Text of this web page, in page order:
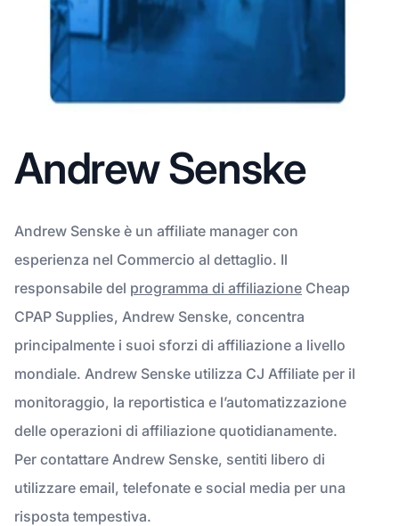
Andrew Senske
Andrew Senske è un affiliate manager con
esperienza nel Commercio al dettaglio. Il
responsabile del programma di affiliazione Cheap
CPAP Supplies, Andrew Senske, concentra
principalmente i suoi sforzi di affiliazione a livello
mondiale. Andrew Senske utilizza CJ Affiliate per il
monitoraggio, la reportistica e l’automatizzazione
delle operazioni di affiliazione quotidianamente.
Per contattare Andrew Senske, sentiti libero di
utilizzare email, telefonate e social media per una
risposta tempestiva.